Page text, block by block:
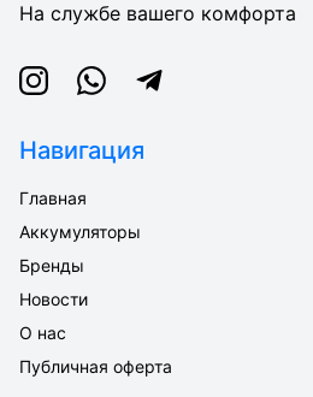
На службе вашего комфорта
InstagramWhatsappTelegram
Навигация
Главная
Аккумуляторы
Бренды
Новости
О нас
Публичная оферта